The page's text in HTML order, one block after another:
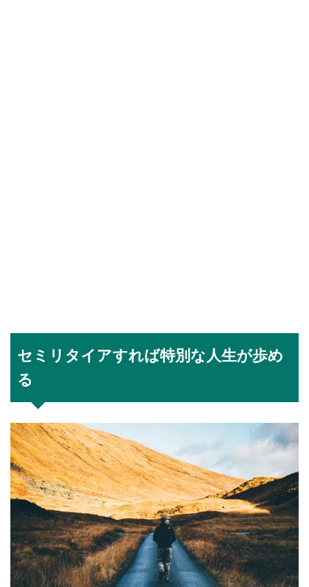
セミリタイアすれば特別な人生が歩め
る